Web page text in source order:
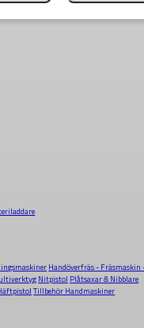
Handöverfräs - Fräsmaskin
Nitpistol Plåtsaxar & Nibblare
Tillbehör Handmaskiner